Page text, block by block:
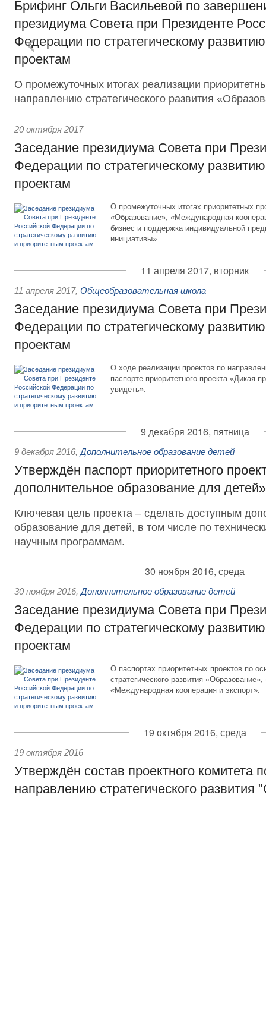
Брифинг Ольги Васильевой по
президиума Совета при Президенте
Федерации по стратегическому
проектам
О промежуточных итогах реализации
направлению стратегического развития
20 октября 2017
Заседание президиума Совета при
Федерации по стратегическому
проектам
О промежуточных итогах приоритетных
«Образование», «Международная
бизнес и поддержка индивидуальной
инициативы».
11 апреля 2017, вторник
11 апреля 2017, Общеобразовательная школа
Заседание президиума Совета при
Федерации по стратегическому
проектам
О ходе реализации проектов по
паспорте приоритетного проекта «Дикая
увидеть».
9 декабря 2016, пятница
9 декабря 2016, Дополнительное образование детей
Утверждён паспорт приоритетного
дополнительное образование для детей»
Ключевая цель проекта – сделать доступным
образование для детей, в том числе по
научным программам.
30 ноября 2016, среда
30 ноября 2016, Дополнительное образование детей
Заседание президиума Совета при
Федерации по стратегическому
проектам
О паспортах приоритетных проектов по
стратегического развития
«Международная кооперация и экспорт».
19 октября 2016, среда
19 октября 2016
Утверждён состав проектного комитета
направлению стратегического развития